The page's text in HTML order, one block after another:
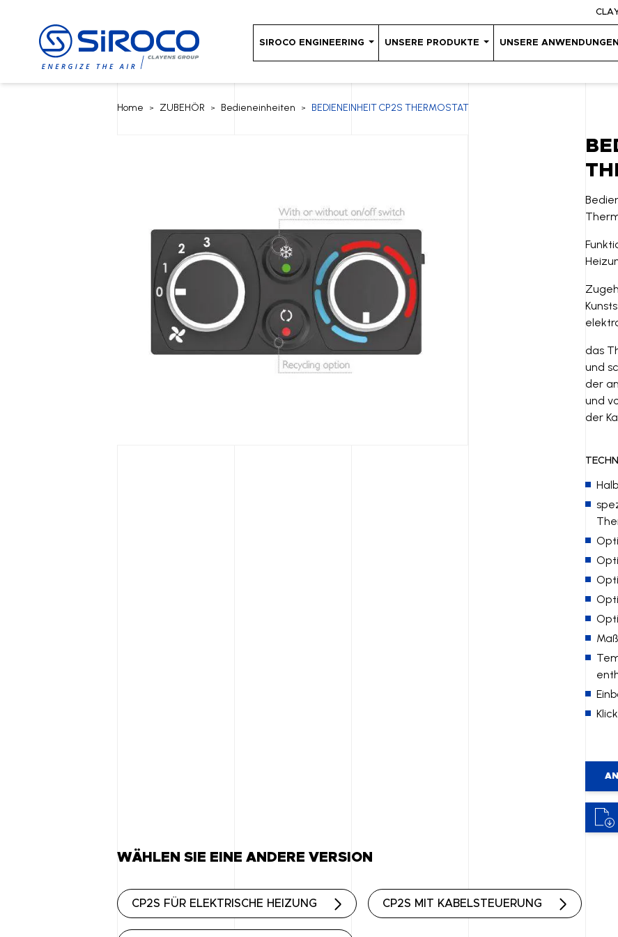
SIROCO ENGINEERING UNSERE PRODUKTE UNSERE ANWENDUNGEN
Home > ZUBEHÖR > Bedieneinheiten > BEDIENEINHEIT CP2S THERMOSTAT
das
und
der
und
der
WÄHLEN SIE EINE ANDERE VERSION
CP2S FÜR ELEKTRISCHE HEIZUNG CP2S MIT KABELSTEUERUNG